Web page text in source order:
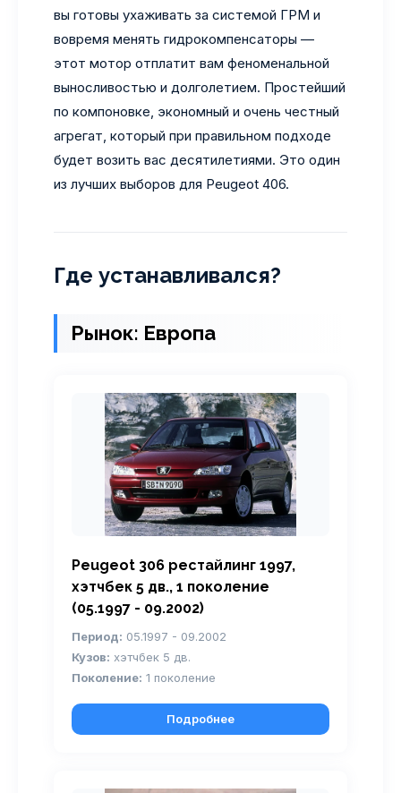
вы готовы ухаживать за системой ГРМ и
вовремя менять гидрокомпенсаторы —
этот мотор отплатит вам феноменальной
выносливостью и долголетием. Простейший
по компоновке, экономный и очень честный
агрегат, который при правильном подходе
будет возить вас десятилетиями. Это один
из лучших выборов для Peugeot 406.
Где устанавливался?
Рынок: Европа
Peugeot 306 рестайлинг 1997,
хэтчбек 5 дв., 1 поколение
(05.1997 - 09.2002)
Период: 05.1997 - 09.2002
Кузов: хэтчбек 5 дв.
Поколение: 1 поколение
Подробнее